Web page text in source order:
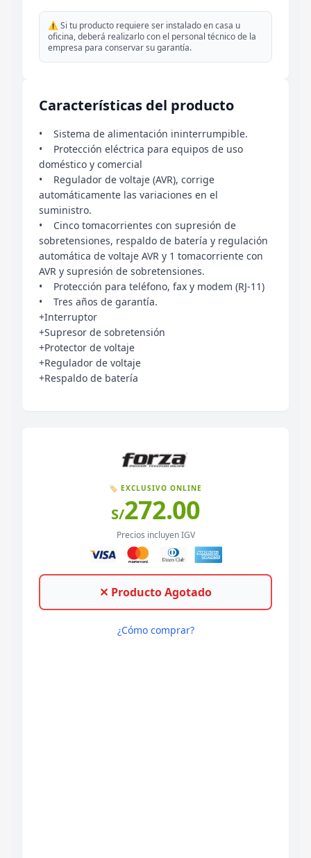
⚠️ Si tu producto requiere ser instalado en casa u
oficina, deberá realizarlo con el personal técnico de la
empresa para conservar su garantía.
Características del producto
• Sistema de alimentación ininterrumpible.
• Protección eléctrica para equipos de uso
doméstico y comercial
• Regulador de voltaje (AVR), corrige
automáticamente las variaciones en el
suministro.
• Cinco tomacorrientes con supresión de
sobretensiones, respaldo de batería y regulación
automática de voltaje AVR y 1 tomacorriente con
AVR y supresión de sobretensiones.
• Protección para teléfono, fax y modem (RJ-11)
• Tres años de garantía.
+Interruptor
+Supresor de sobretensión
+Protector de voltaje
+Regulador de voltaje
+Respaldo de batería
🏷️ EXCLUSIVO ONLINE
S/272.00
Precios incluyen IGV
✕ Producto Agotado
¿Cómo comprar?